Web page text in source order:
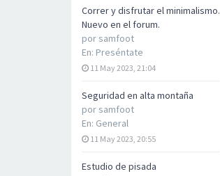
Correr y disfrutar el minimalismo.
Nuevo en el forum.
por samfoot
En: Preséntate
11 May 2023, 21:04
Seguridad en alta montaña
por samfoot
En: General
11 May 2023, 20:55
Estudio de pisada